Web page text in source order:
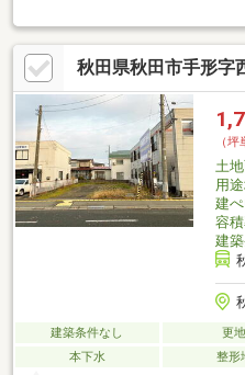
秋田県秋田市手形字
（坪
土
用
建
容
建
建築条件なし 更地
本下水
整形